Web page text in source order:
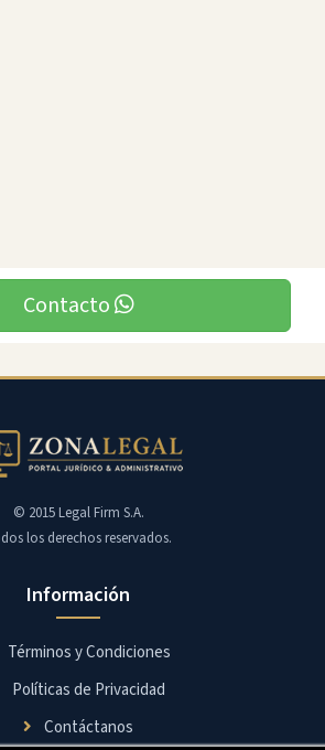
Contacto
© 2015 Legal Firm S.A.
los derechos reservados.
Información
Términos y Condiciones
Políticas de Privacidad
Contáctanos